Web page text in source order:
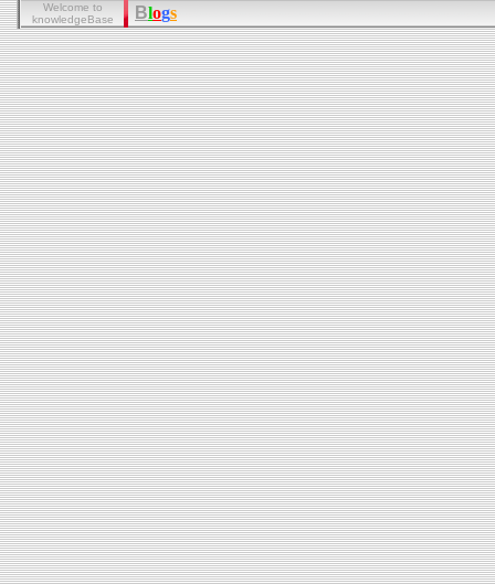
Welcome to
knowledgeBase
Blogs